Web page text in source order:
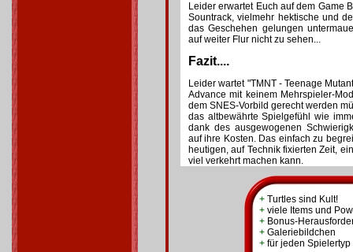
Leider erwartet Euch auf dem Game
Sountrack, vielmehr hektische und
das Geschehen gelungen
auf weiter Flur nicht zu sehen...
Fazit....
Leider wartet "TMNT - Teenage
Advance mit keinem Mehrspieler-
dem SNES-Vorbild gerecht werden
das altbewährte Spielgefühl wie
dank des ausgewogenen
auf ihre Kosten. Das einfach zu
heutigen, auf Technik fixierten Zeit,
viel verkehrt machen kann.
+ Turtles sind Kult!
+ viele Items und
+ Bonus-
+ Galeriebildchen
+ für jeden Spielertyp